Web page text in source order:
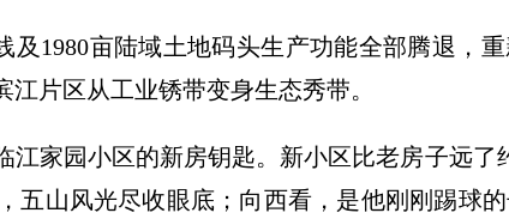
及1980亩陆域土地码头生产功能全部腾退，
片区从工业锈带变身生态秀带。
江家园小区的新房钥匙。新小区比老房子远了
五山风光尽收眼底；向西看，是他刚刚踢球